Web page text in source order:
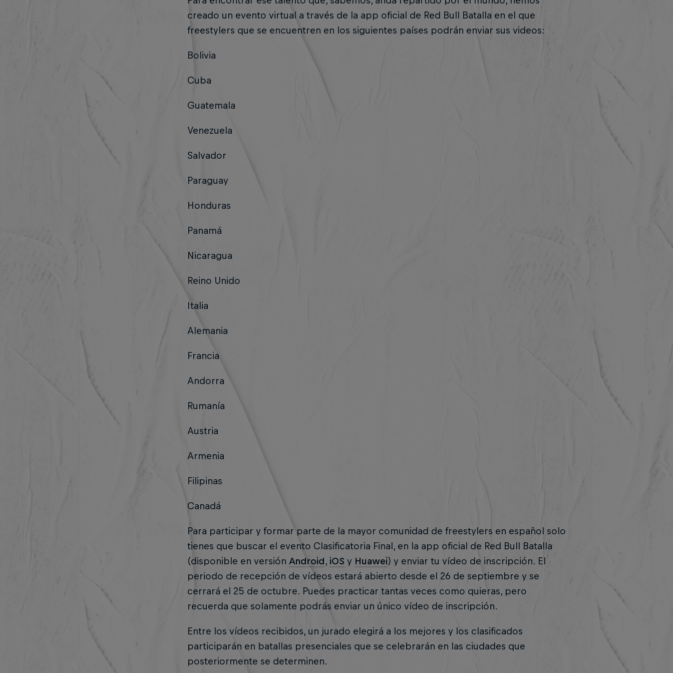
creado un evento virtual a través de la app oficial de Red Bull Batalla en el que
freestylers que se encuentren en los siguientes países podrán enviar sus videos:
Bolivia
Cuba
Guatemala
Venezuela
Salvador
Paraguay
Honduras
Panamá
Nicaragua
Reino Unido
Italia
Alemania
Francia
Andorra
Rumanía
Austria
Armenia
Filipinas
Canadá
Para participar y formar parte de la mayor comunidad de freestylers en español solo
tienes que buscar el evento Clasificatoria Final, en la app oficial de Red Bull Batalla
(disponible en versión Android, iOS y Huawei) y enviar tu vídeo de inscripción. El
periodo de recepción de vídeos estará abierto desde el 26 de septiembre y se
cerrará el 25 de octubre. Puedes practicar tantas veces como quieras, pero
recuerda que solamente podrás enviar un único vídeo de inscripción.
Entre los vídeos recibidos, un jurado elegirá a los mejores y los clasificados
participarán en batallas presenciales que se celebrarán en las ciudades que
posteriormente se determinen.